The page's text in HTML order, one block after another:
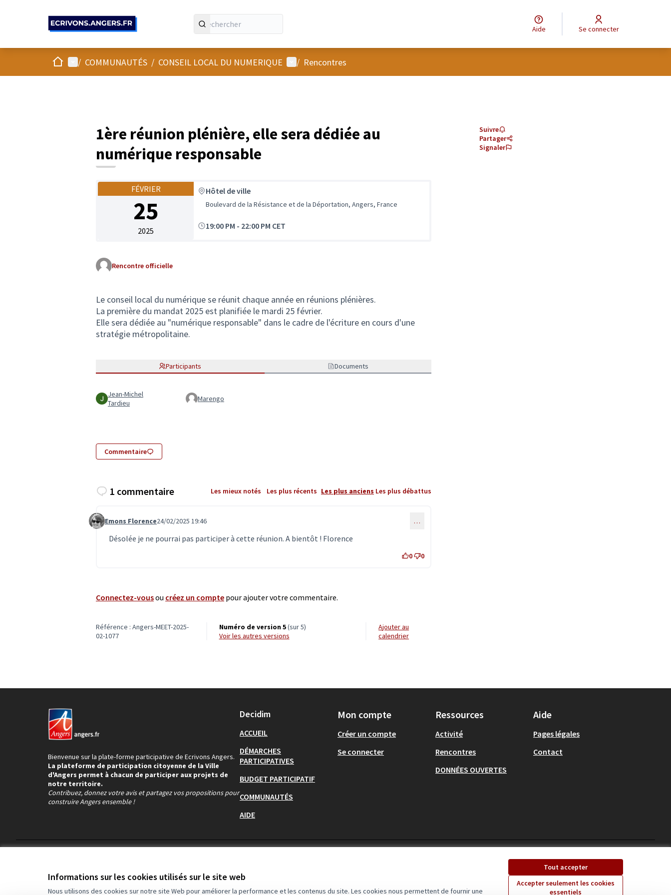
Informations sur les cookies utilisés sur le site web
Nous utilisons des cookies sur notre site Web pour améliorer la performance et les contenus du site. Les cookies nous permettent de fournir une
Tout accepter
Accepter seulement les cookies
essentiels
Aide Se connecter
AccueilMenu principal
/ COMMUNAUTÉS / CONSEIL LOCAL DU NUMERIQUE Menu utilisateur
/ Rencontres
1ère réunion plénière, elle sera dédiée au
numérique responsable
FÉVRIER
25
2025
Hôtel de ville
Boulevard de la Résistance et de la Déportation, Angers, France
19:00 PM - 22:00 PM CET
Rencontre officielle
Le conseil local du numérique se réunit chaque année en réunions plénières.
La première du mandat 2025 est planifiée le mardi 25 février.
Elle sera dédiée au "numérique responsable" dans le cadre de l'écriture en cours d'une
stratégie métropolitaine.
Participants Documents
Jean-Michel
Tardieu
Marengo
Commentaire
Suivre
Partager
Signaler
1 commentaire Les mieux notés Les plus récents Les plus anciens Les plus débattus
Commentaire 7291
Emons Florence24/02/2025 19:46 …
Désolée je ne pourrai pas participer à cette réunion. A bientôt ! Florence
0 0
Connectez-vousou créez un compte pour ajouter votre commentaire.
Référence : Angers-MEET-2025-
02-1077
Numéro de version 5(sur 5)
voir les autres versions
Ajouter au
calendrier
Bienvenue sur la plate-forme participative de Ecrivons Angers.
La plateforme de participation citoyenne de la Ville
d'Angers permet à chacun de participer aux projets de
notre territoire.
Contribuez, donnez votre avis et partagez vos propositions pour
construire Angers ensemble !
Decidim
ACCUEIL
DÉMARCHES
PARTICIPATIVES
BUDGET PARTICIPATIF
COMMUNAUTÉS
AIDE
Mon compte
Créer un compte
Se connecter
Ressources
Activité
Rencontres
DONNÉES OUVERTES
Aide
Pages légales
Contact
(Lien externe)(Lien externe)